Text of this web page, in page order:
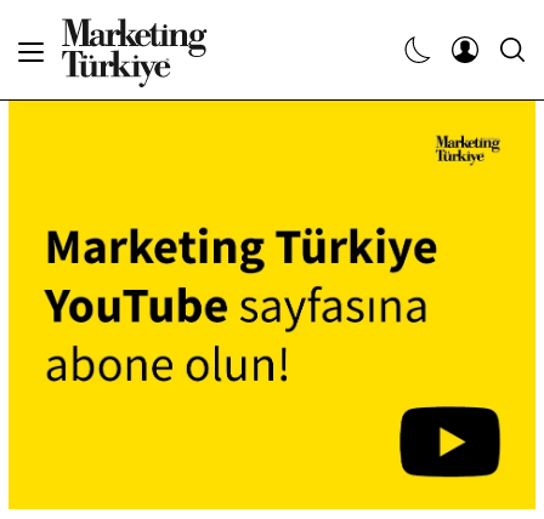
Yaratıcı İşler
Dergiler
Etkinlikler